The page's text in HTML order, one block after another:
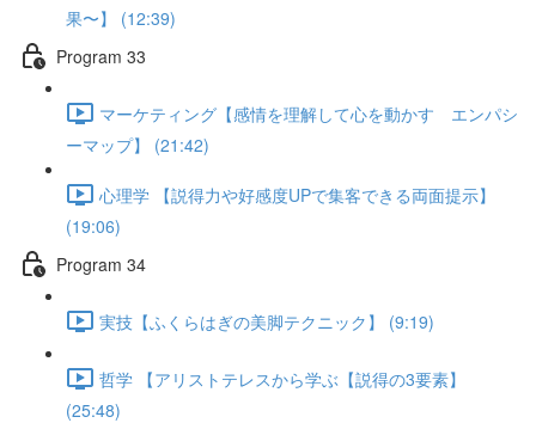
果〜】 (12:39)
Program 33
マーケティング【感情を理解して心を動かす エンパシ
ーマップ】 (21:42)
心理学 【説得力や好感度UPで集客できる両面提示】
(19:06)
Program 34
実技【ふくらはぎの美脚テクニック】 (9:19)
哲学 【アリストテレスから学ぶ【説得の3要素】
(25:48)